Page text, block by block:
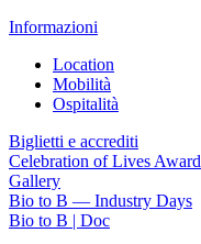
Informazioni
Location
Mobilità
Ospitalità
Biglietti e accrediti
Celebration of Lives Award
Gallery
Bio to B — Industry Days
Bio to B | Doc